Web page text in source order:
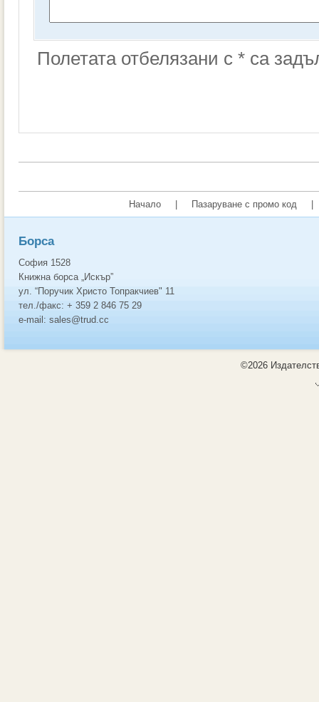
Полетата отбелязани с * са
Начало Пазаруване с промо код
Борса
София 1528
Книжна борса „Искър”
ул. “Поручик Христо Топракчиев" 11
тел./факс: + 359 2 846 75 29
e-mail: sales@trud.cc
©2026